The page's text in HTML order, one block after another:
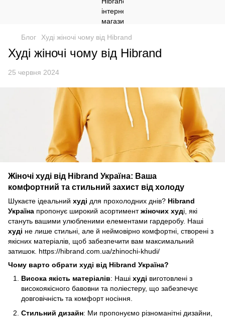
Блог Худі жіночі чому від Hibrand
Худі жіночі чому від Hibrand
25 червня 2024
Жіночі худі від Hibrand Україна: Ваша
комфортний та стильний захист від холоду
Шукаєте ідеальний худі для прохолодних днів? Hibrand
Україна пропонує широкий асортиментжіночих худі, які
стануть вашими улюбленими елементами гардеробу. Наші
худі не лише стильні, але й неймовірно комфортні, створені з
якісних матеріалів, щоб забезпечити вам максимальний
затишок. https://hibrand.com.ua/zhinochi-khudi/
Чому варто обрати худі від Hibrand Україна?
Висока якість матеріалів: Наші худі виготовлені з
високоякісного бавовни та поліестеру, що забезпечує
довговічність та комфорт носіння.
Стильний дизайн: Ми пропонуємо різноманітні дизайни,